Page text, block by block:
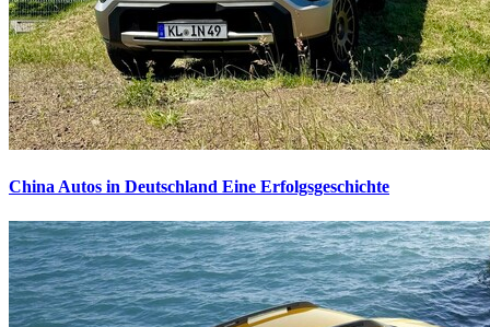
China Autos in Deutschland Eine Erfolgsgeschichte